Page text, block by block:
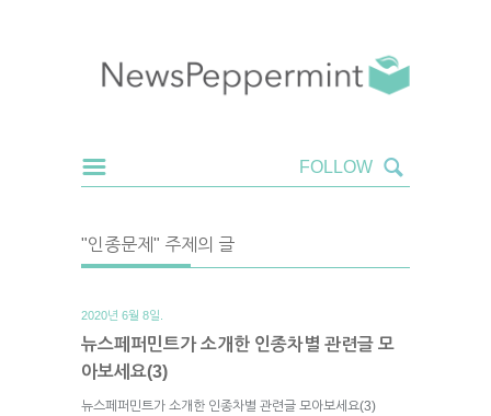
"인종문제" 주제의 글
2020년 6월 8일.
뉴스페퍼민트가 소개한 인종차별 관련글 모
아보세요(3)
뉴스페퍼민트가 소개한 인종차별 관련글 모아보세요(3)